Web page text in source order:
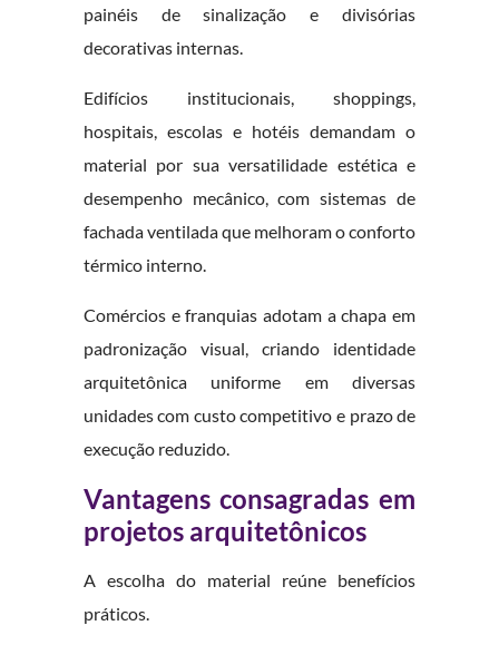
painéis de sinalização e divisórias
decorativas internas.
Edifícios institucionais, shoppings,
hospitais, escolas e hotéis demandam o
material por sua versatilidade estética e
desempenho mecânico, com sistemas de
fachada ventilada que melhoram o conforto
térmico interno.
Comércios e franquias adotam a chapa em
padronização visual, criando identidade
arquitetônica uniforme em diversas
unidades com custo competitivo e prazo de
execução reduzido.
Vantagens consagradas em
projetos arquitetônicos
A escolha do material reúne benefícios
práticos.